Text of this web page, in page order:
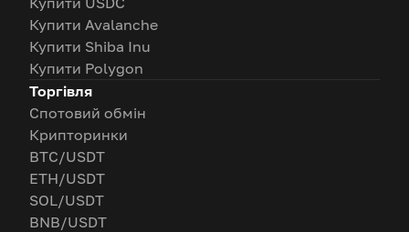
Купити Avalanche
Купити Shiba Inu
Купити Polygon
Торгівля
Спотовий обмін
Крипторинки
BTC/USDT
ETH/USDT
SOL/USDT
BNB/USDT